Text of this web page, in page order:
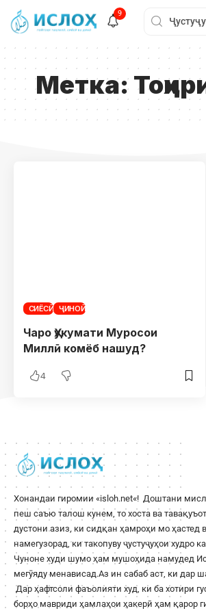
9
Метка:
СИЁСӢ ҶИНОӢ
Чаро Ҳукумати Муросои
Миллӣ комёб нашуд?
4
Хонандаи гиромии «isloh.net«! Доштани
пеш саъю талош кунем, то хоста ва
дустони азиз, ки сидқан ҳамроҳи мо ҳастед
намегузорад, ки такопуву ҷустуҷуҳои
Чуноне худи шумо ҳам мушоҳида намудед
мегӯяду менависад.Аз ин сабаб аст, ки дар
Дар ҳафтсоли фаъолияти худ, ки ба хотири
борҳо мавриди ҳамлаҳои ҳакерӣ ҳам қарор